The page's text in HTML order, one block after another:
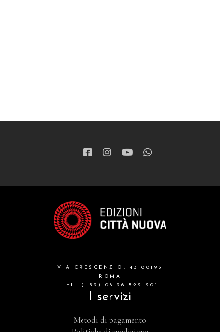
VIA CRESCENZIO, 43 00193
ROMA
TEL. (+39) 06 96 522 201
I servizi
Metodi di pagamento